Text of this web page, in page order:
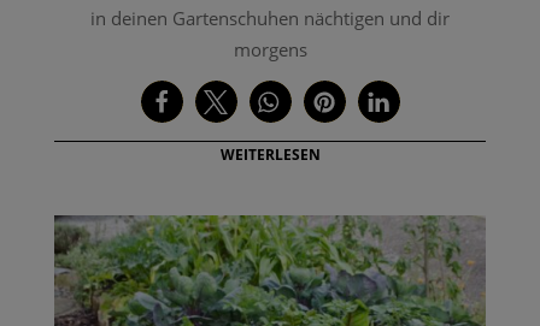
in deinen Gartenschuhen nächtigen und dir
morgens
WEITERLESEN